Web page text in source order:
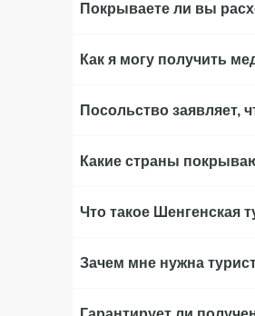
Покрываете ли вы
Как я могу получить
Посольство заявляет,
Какие страны
Что такое Шенгенская
Зачем мне нужна